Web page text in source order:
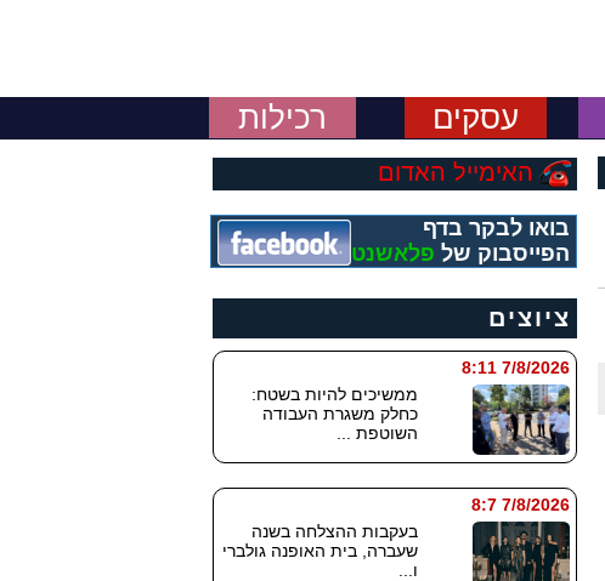
עסקים רכילות
האימייל האדום
בואו לבקר בדף
הפייסבוק של פלאשנט
ציוצים
7/8/2026 8:11
ממשיכים להיות בשטח:
כחלק משגרת העבודה
השוטפת ...
7/8/2026 8:7
בעקבות ההצלחה בשנה
שעברה, בית האופנה גולברי
ו...